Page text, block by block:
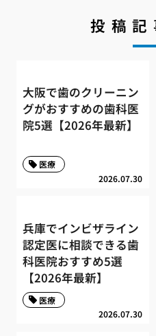
投稿記
大阪で歯のクリーニン
グがおすすめの歯科医
院5選【2026年最新】
2026.07.30
医療
兵庫でインビザライン
認定医に相談できる歯
科医院おすすめ5選
【2026年最新】
2026.07.30
医療